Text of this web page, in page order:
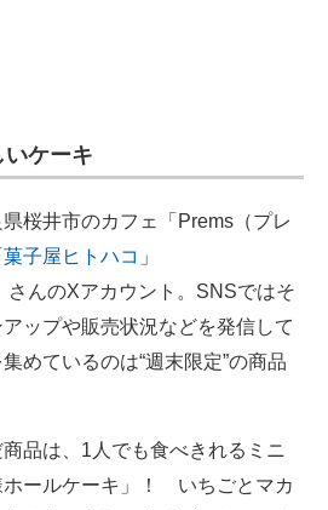
援
イト
ア
線
の話題
ケーキ
桜井市のカフェ「Prems（プレ
菓子屋ヒトハコ 」
さんのXアカウント。SNSではそ
ップや販売状況などを発信して
めているのは“週末限定”の商品
品は、1人でも食べきれるミニ
ホールケーキ」！ いちごとマカ